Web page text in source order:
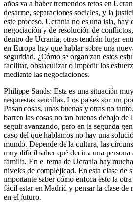
años va a haber tremendos retos en
desarme, separaciones sociales, y la
este proceso. Ucrania no es una isla, hay
negociación y de resolución de
dentro de Ucrania, otras tendrán lugar
en Europa hay que hablar sobre una
seguridad. ¿Cómo se organizan estos
facilitar, obstaculizar o impedir los
mediante las negociaciones.
Philippe Sands: Esta es una situación
respuestas sencillas. Los países son un
Pasan cosas, unas buenas y otras no
barren las cosas no tan buenas debajo
seguir avanzando, pero en la segunda
caso del que hablamos no hay una
mundo. Depende de la cultura, las
muy difícil saber qué decir a una persona
familia. En el tema de Ucrania hay
niveles de complejidad. En esta clase de
importante saber cómo enfoca esto la
fácil estar en Madrid y pensar la clase de
en el futuro.